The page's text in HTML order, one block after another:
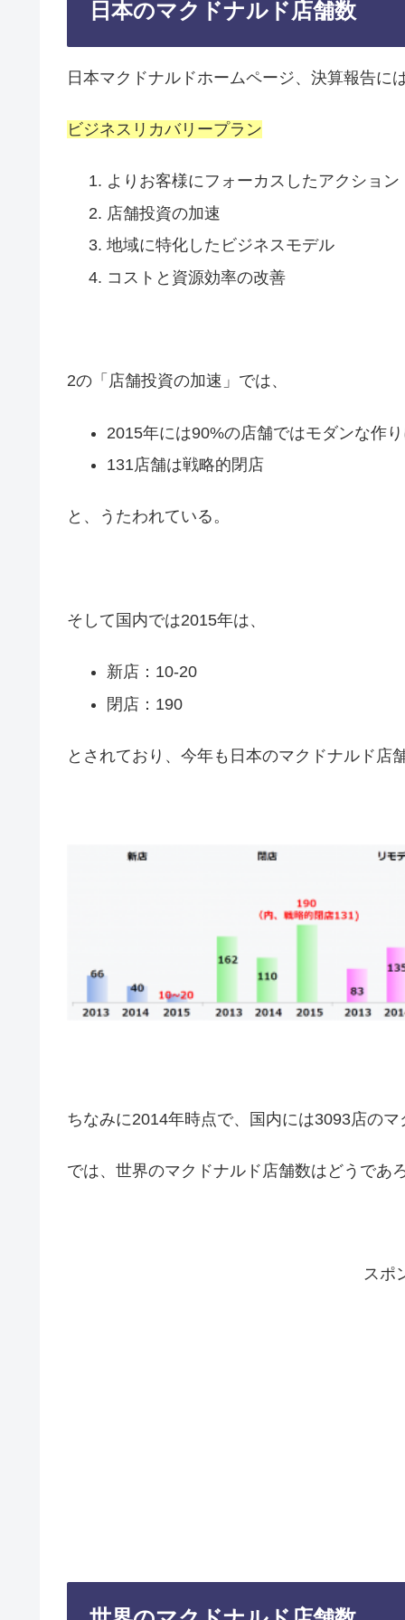
日本のマクドナルド店舗数
日本マクドナルドホームページ、決算報告に
ビジネスリカバリープラン
よりお客様にフォーカスしたアクション
店舗投資の加速
地域に特化したビジネスモデル
コストと資源効率の改善
2の「店舗投資の加速」では、
2015年には90%の店舗ではモダンな作
131店舗は戦略的閉店
と、うたわれている。
そして国内では2015年は、
新店：10-20
閉店：190
とされており、今年も日本のマクドナルド店
ちなみに2014年時点で、国内には3093店のマ
では、世界のマクドナルド店舗数はどうであ
スポ